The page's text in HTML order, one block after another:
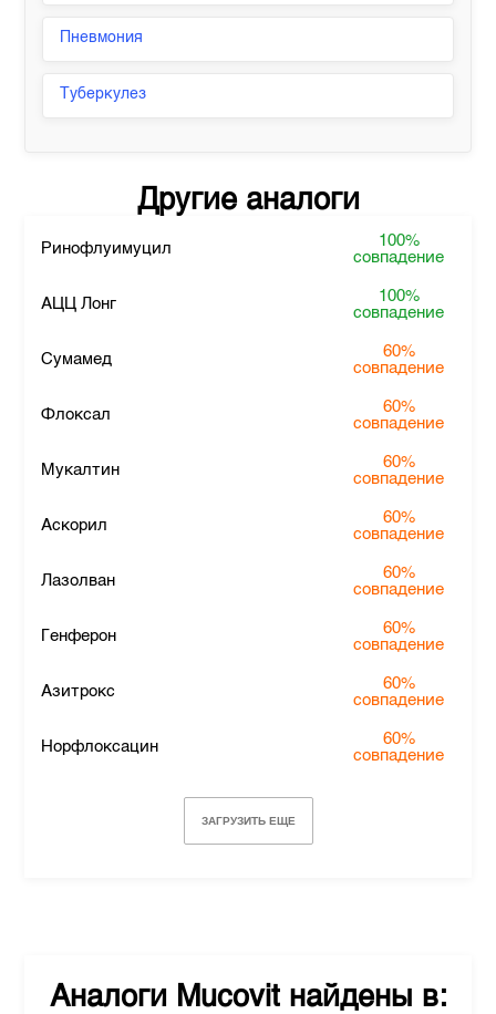
Пневмония
Туберкулез
Другие аналоги
Ринофлуимуцил
100%
совпадение
АЦЦ Лонг
100%
совпадение
Сумамед
60%
совпадение
Флоксал
60%
совпадение
Мукалтин
60%
совпадение
Аскорил
60%
совпадение
Лазолван
60%
совпадение
Генферон
60%
совпадение
Азитрокс
60%
совпадение
Норфлоксацин
60%
совпадение
ЗАГРУЗИТЬ ЕЩЕ
Аналоги Mucovitнайдены в: